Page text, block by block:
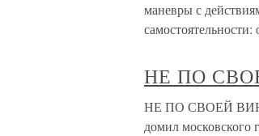
маневры с
самостоятельности:
НЕ ПО
НЕ ПО СВОЕЙ ВИНЕ
домил